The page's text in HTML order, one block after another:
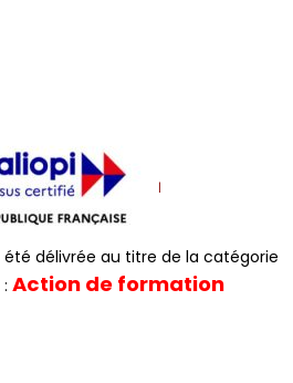
délivrée au titre de la catégorie
Action de formation